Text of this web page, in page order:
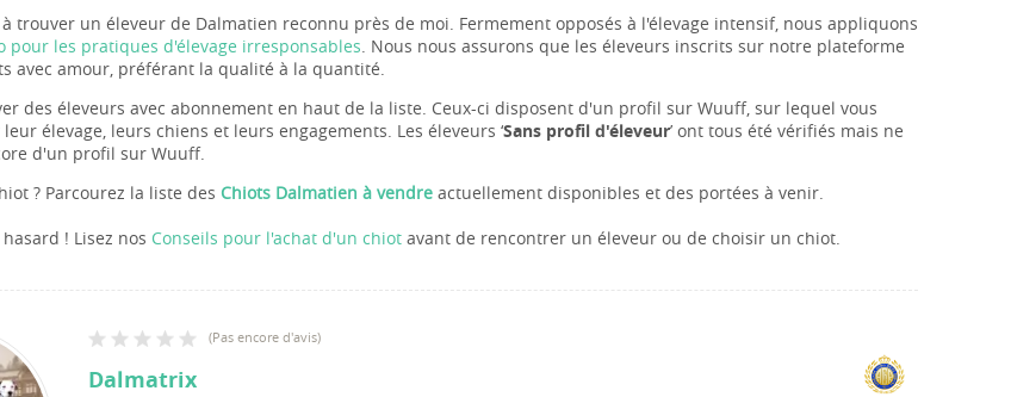
trouver un éleveur de Dalmatien reconnu près de moi. Fermement opposés à l'élevage intensif, nous appliquons
pour les pratiques d'élevage irresponsables. Nous nous assurons que les éleveurs inscrits sur notre plateforme
avec amour, préférant la qualité à la quantité.
des éleveurs avec abonnement en haut de la liste. Ceux-ci disposent d'un profil sur Wuuff, sur lequel vous
élevage, leurs chiens et leurs engagements. Les éleveurs ‘Sans profil d'éleveur’ ont tous été vérifiés mais ne
d'un profil sur Wuuff.
? Parcourez la liste des Chiots Dalmatien à vendre actuellement disponibles et des portées à venir.
! Lisez nos Conseils pour l'achat d'un chiot avant de rencontrer un éleveur ou de choisir un chiot.
(Pas encore d'avis)
Dalmatrix